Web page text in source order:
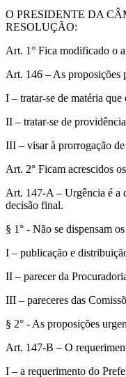
O PRESIDENTE DA
RESOLUÇÃO:
Art. 1° Fica modificado o
Art. 146 – As proposições
I – tratar-se de matéria
II – tratar-se de
III – visar à prorrogação
Art. 2° Ficam acrescidos
Art. 147-A – Urgência é a
decisão final.
§ 1° - Não se dispensam
I – publicação e
II – parecer da
III – pareceres das
§ 2° - As proposições
Art. 147-B – O
I – a requerimento do